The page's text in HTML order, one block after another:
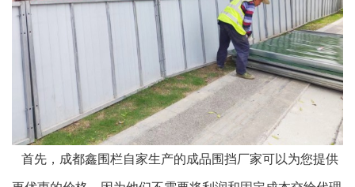
首先，成都鑫围栏自家生产的成品围挡厂家可以为您提供